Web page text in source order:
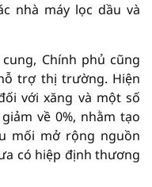
nhà máy lọc dầu và
Chính phủ cũng
trợ thị trường. Hiện
với xăng và một số
về 0%, nhằm tạo
mối mở rộng nguồn
có hiệp định thương